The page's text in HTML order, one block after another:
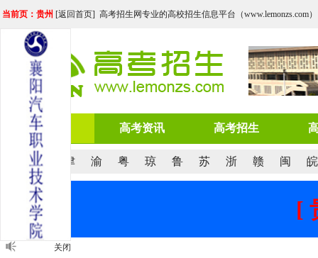
当前页：贵州 [返回首页] 高考招生网专业的高校招生信息平台（www.lemonzs.com）
网站首页 高考资讯 高考招生
沪 津 渝 粤 琼 鲁 苏 浙 赣 闽 皖
[
关闭